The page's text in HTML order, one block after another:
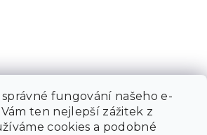
fungování našeho e-
ten nejlepší zážitek z
cookies a podobné